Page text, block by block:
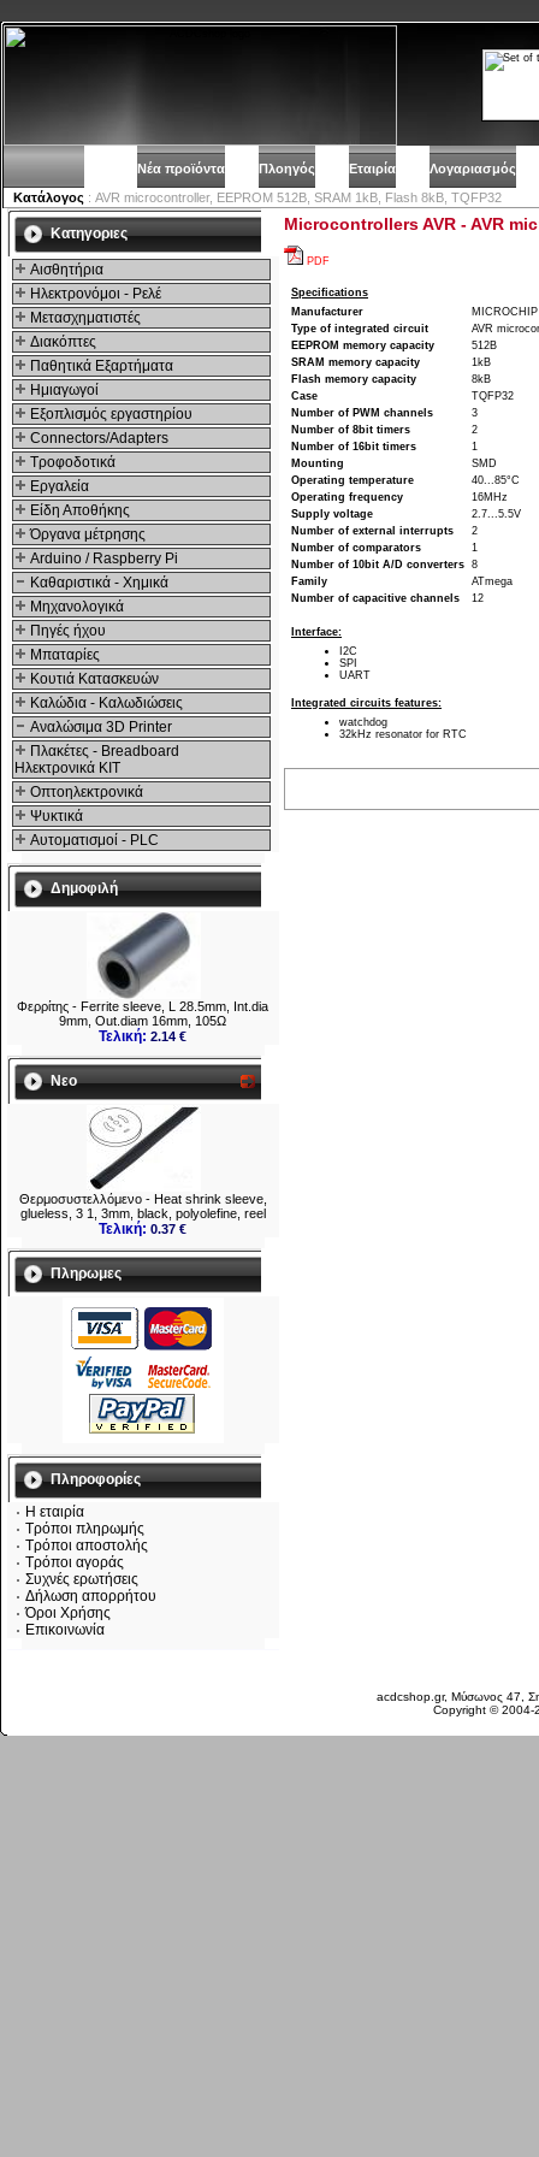
Νέα προϊόντα Πλοηγός Εταιρία
Λογαριασμός
Κατάλογος : AVR microcontroller, EEPROM 512B, SRAM 1kB, Flash 8kB, TQFP32
Kατηγοριες
Αισθητήρια
Ηλεκτρονόμοι - Ρελέ
Μετασχηματιστές
Διακόπτες
Παθητικά Εξαρτήματα
Hμιαγωγοί
Εξοπλισμός εργαστηρίου
Connectors/Adapters
Τροφοδοτικά
Εργαλεία
Είδη Αποθήκης
Όργανα μέτρησης
Arduino / Raspberry Pi
Καθαριστικά - Χημικά
Μηχανολογικά
Πηγές ήχου
Μπαταρίες
Κουτιά Κατασκευών
Καλώδια - Καλωδιώσεις
Αναλώσιμα 3D Printer
Πλακέτες - Breadboard
Ηλεκτρονικά ΚΙΤ
Οπτοηλεκτρονικά
Ψυκτικά
Αυτοματισμοί - PLC
Δημοφιλή
Φερρίτης - Ferrite sleeve, L 28.5mm, Int.dia
9mm, Out.diam 16mm, 105Ω
Τελική:2.14 €
Νεο
Θερμοσυστελλόμενo - Heat shrink sleeve,
glueless, 3 1, 3mm, black, polyolefine, reel
Τελική:0.37 €
Πληρωμες
Πληροφορίες
Η εταιρία
Τρόποι πληρωμής
Τρόποι αποστολής
Τρόποι αγοράς
Συχνές ερωτήσεις
Δήλωση απορρήτου
Όροι Χρήσης
Επικοινωνία
Microcontrollers AVR - AVR
PDF
Specifications
Manufacturer
Type of integrated circuit
AVR
EEPROM memory capacity
512B
SRAM memory capacity
1kB
Flash memory capacity
8kB
Case
TQFP32
Number of PWM channels
3
Number of 8bit timers
2
Number of 16bit timers
1
Mounting
SMD
Operating temperature
40...85°C
Operating frequency
16MHz
Supply voltage
2.7...5.5V
Number of external interrupts
2
Number of comparators
1
Number of 10bit A/D converters 8
Family
ATmega
Number of capacitive channels
12
Interface:
I2C
SPI
UART
Integrated circuits features:
watchdog
32kHz resonator for RTC
acdcshop.gr, Μύσωνος 47,
Copyright ©